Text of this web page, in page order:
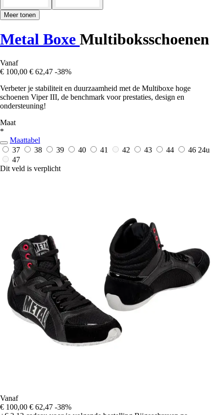
Meer tonen
Metal Boxe Multiboksschoenen
Vanaf
€ 100,00 € 62,47 -38%
Verbeter je stabiliteit en duurzaamheid met de Multiboxe hoge
schoenen Viper III, de benchmark voor prestaties, design en
ondersteuning!
Maat
*
Maattabel
37
38 39 40 41 42 43 44 46 24u
47
Dit veld is verplicht
Vanaf
€ 100,00 € 62,47 -38%